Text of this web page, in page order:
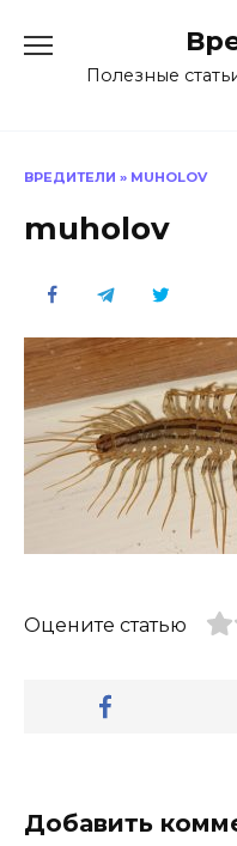
содержаниюПолезные
ВРЕДИТЕЛИ » MUHOLOV
muholov
Оцените статью
Добавить